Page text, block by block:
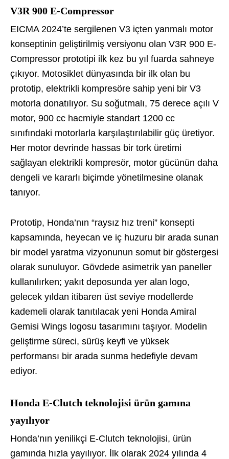
V3R 900 E-Compressor
EICMA 2024’te sergilenen V3 içten yanmalı motor
konseptinin geliştirilmiş versiyonu olan V3R 900 E-
Compressor prototipi ilk kez bu yıl fuarda sahneye
çıkıyor. Motosiklet dünyasında bir ilk olan bu
prototip, elektrikli kompresöre sahip yeni bir V3
motorla donatılıyor. Su soğutmalı, 75 derece açılı V
motor, 900 cc hacmiyle standart 1200 cc
sınıfındaki motorlarla karşılaştırılabilir güç üretiyor.
Her motor devrinde hassas bir tork üretimi
sağlayan elektrikli kompresör, motor gücünün daha
dengeli ve kararlı biçimde yönetilmesine olanak
tanıyor.
Prototip, Honda’nın “raysız hız treni” konsepti
kapsamında, heyecan ve iç huzuru bir arada sunan
bir model yaratma vizyonunun somut bir göstergesi
olarak sunuluyor. Gövdede asimetrik yan paneller
kullanılırken; yakıt deposunda yer alan logo,
gelecek yıldan itibaren üst seviye modellerde
kademeli olarak tanıtılacak yeni Honda Amiral
Gemisi Wings logosu tasarımını taşıyor. Modelin
geliştirme süreci, sürüş keyfi ve yüksek
performansı bir arada sunma hedefiyle devam
ediyor.
Honda E-Clutch teknolojisi ürün gamına
yayılıyor
Honda’nın yenilikçi E-Clutch teknolojisi, ürün
gamında hızla yayılıyor. İlk olarak 2024 yılında 4